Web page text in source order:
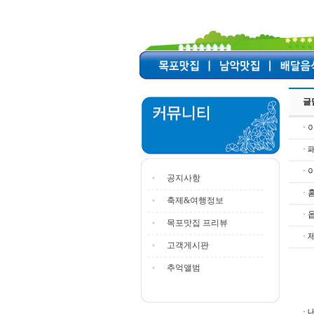
공지사항
축제&여행정보
목포맛집 프리뷰
고객게시판
추억앨범
글
·
·
·
·
·
·
·